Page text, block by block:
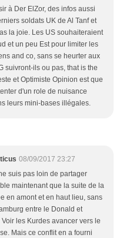
à Der ElZor, des infos aussi
soldats UK de Al Tanf et
la joie. Les US souhaiteraient
et un peu Est pour limiter les
and co, sans se heurter aux
suivront-ils ou pas, that is the
et Optimiste Opinion est que
d'un role de nuisance
leurs mini-bases illégales.
08/09/2017 23:27
suis pas loin de partager
maintenant que la suite de la
en amont et en haut lieu, sans
entre le Donald et
les Kurdes avancer vers le
Mais ce conflit en a fourni